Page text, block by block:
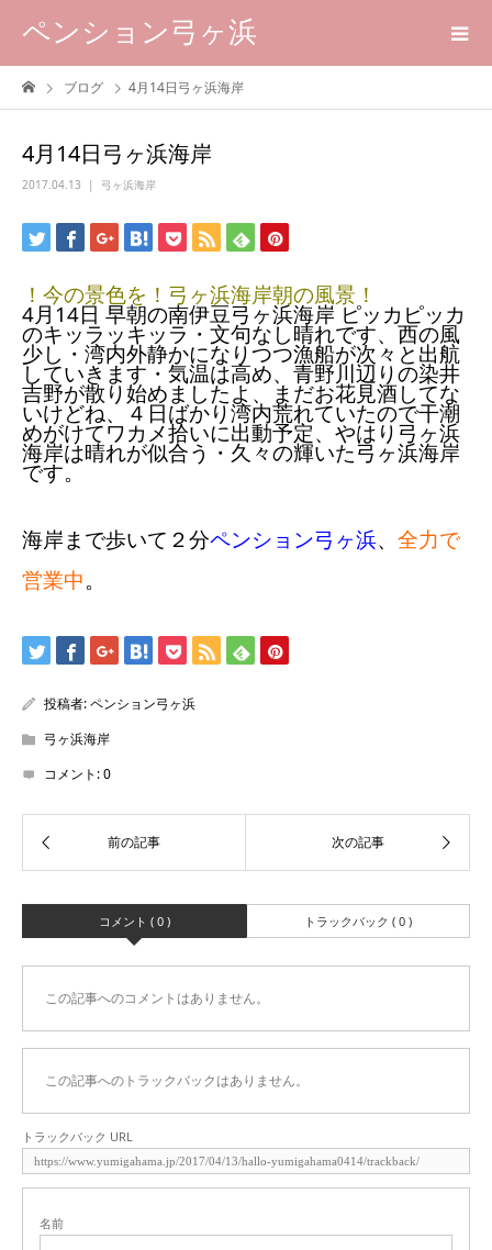
ペンション弓ヶ浜
ブログ 4月14日弓ヶ浜海岸
4月14日弓ヶ浜海岸
2017.04.13 弓ヶ浜海岸
！今の景色を！弓ヶ浜海岸朝の風景！
4月14日 早朝の南伊豆弓ヶ浜海岸 ピッカピッカ
のキッラッキッラ・文句なし晴れです、西の風
少し・湾内外静かになりつつ漁船が次々と出航
していきます・気温は高め、青野川辺りの染井
吉野が散り始めましたよ、まだお花見酒してな
いけどね、４日ばかり湾内荒れていたので干潮
めがけてワカメ拾いに出動予定、やはり弓ヶ浜
海岸は晴れが似合う・久々の輝いた弓ヶ浜海岸
です。
海岸まで歩いて２分ペンション弓ヶ浜、 全力で
営業中。
投稿者:ペンション弓ヶ浜
弓ヶ浜海岸
コメント:0
コメント ( 0 ) トラックバック ( 0 )
この記事へのコメントはありません。
この記事へのトラックバックはありません。
トラックバック URL
名前